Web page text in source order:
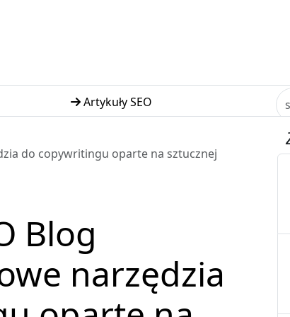
Artykuły SEO
do copywritingu oparte na sztucznej
Blog
narzędzia